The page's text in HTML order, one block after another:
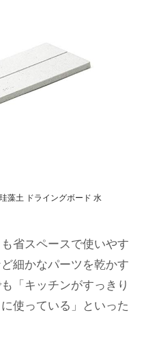
藻土 ドライングボード 水
省スペースで使いやす
細かなパーツを乾かす
「キッチンがすっきり
使っている」といった